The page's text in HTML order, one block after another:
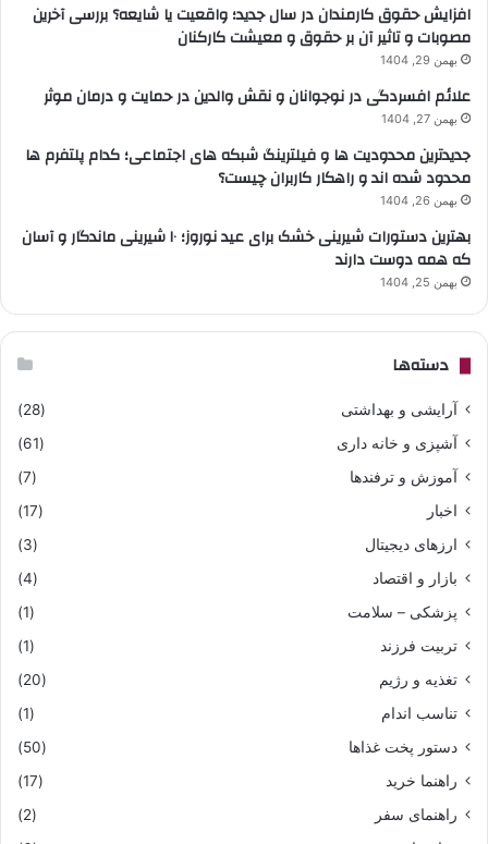
افزایش حقوق کارمندان در سال جدید؛ واقعیت یا شایعه؟ بررسی آخرین
مصوبات و تاثیر آن بر حقوق و معیشت کارکنان
بهمن 29, 1404
علائم افسردگی در نوجوانان و نقش والدین در حمایت و درمان موثر
بهمن 27, 1404
جدیدترین محدودیت ها و فیلترینگ شبکه های اجتماعی؛ کدام پلتفرم ها
محدود شده اند و راهکار کاربران چیست؟
بهمن 26, 1404
بهترین دستورات شیرینی خشک برای عید نوروز؛ ۱۰ شیرینی ماندگار و آسان
که همه دوست دارند
بهمن 25, 1404
دسته‌ها
آرایشی و بهداشتی
(28)
آشپزی و خانه داری
(61)
آموزش و ترفندها
(7)
اخبار
(17)
ارزهای دیجیتال
(3)
بازار و اقتصاد
(4)
پزشکی – سلامت
(1)
تربیت فرزند
(1)
تغذیه و رژیم
(20)
تناسب اندام
(1)
دستور پخت غذاها
(50)
راهنما خرید
(17)
راهنمای سفر
(2)